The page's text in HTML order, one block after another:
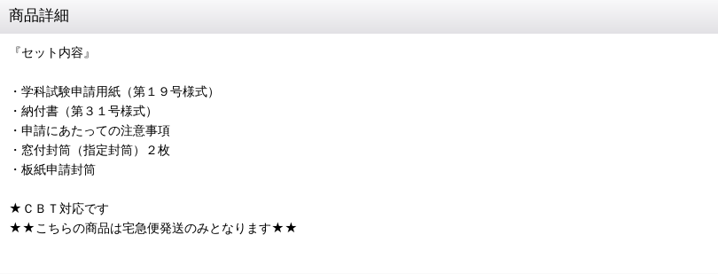
商品詳細
『セット内容』
・学科試験申請用紙（第１９号様式）
・納付書（第３１号様式）
・申請にあたっての注意事項
・窓付封筒（指定封筒）２枚
・板紙申請封筒
★ＣＢＴ対応です
★★こちらの商品は宅急便発送のみとなります★★